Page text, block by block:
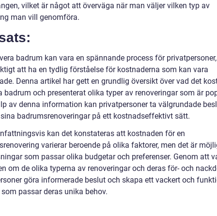
vilket är något att överväga när man väljer vilken typ av
man vill genomföra.
badrum kan vara en spännande process för
att ha en tydlig förståelse för kostnaderna som kan vara
Denna artikel har gett en grundlig översikt över vad det
badrum och presenterat olika typer av renoveringar som är
av denna information kan privatpersoner ta välgrundade
badrumsrenoveringar på ett kostnadseffektivt sätt.
kan det konstateras att kostnaden för en
varierar beroende på olika faktorer, men det är
som passar olika budgetar och preferenser. Genom att
om de olika typerna av renoveringar och deras för- och
göra informerade beslut och skapa ett vackert och
passar deras unika behov.